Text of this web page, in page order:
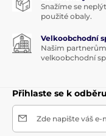
Snažíme se
použité obaly.
Velkoobchodní
Našim
velkoobchodní
Přihlaste se k
Zde napište váš e-